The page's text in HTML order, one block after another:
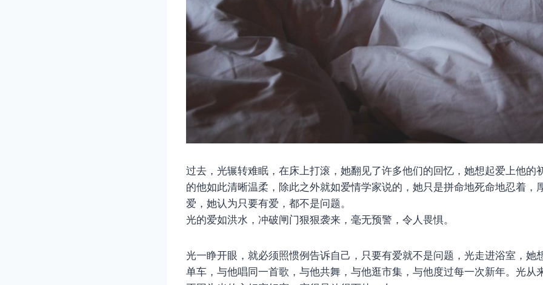
过去，光辗转难眠，在床上打滚，她翻见了许多他们的回忆，她想起爱上他的
的他如此清晰温柔，除此之外就如爱情学家说的，她只是拼命地死命地忍着，
爱，她认为只要有爱，都不是问题。
光的爱如洪水，冲破闸门狠狠袭来，毫无预警，令人畏惧。
光一睁开眼，就必须照惯例告诉自己，只要有爱就不是问题，光走进浴室，她
单车，与他唱同一首歌，与他共舞，与他逛市集，与他度过每一次新年。光从